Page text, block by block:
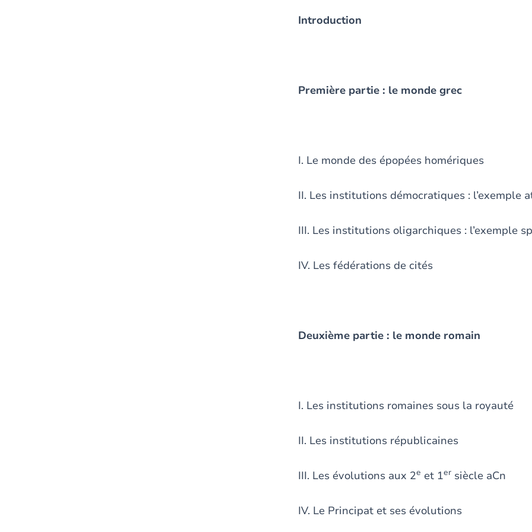
Introduction
Première partie : le monde grec
I. Le monde des épopées homériques
II. Les institutions démocratiques : l’exemple
III. Les institutions oligarchiques : l’exemple
IV. Les fédérations de cités
Deuxième partie : le monde romain
I. Les institutions romaines sous la royauté
II. Les institutions républicaines
III. Les évolutions aux 2e et 1er siècle aCn
IV. Le Principat et ses évolutions